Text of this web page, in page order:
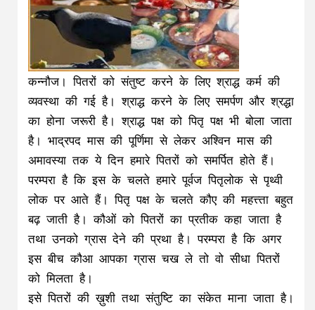
कन्नौज। पितरों को संतुष्ट करने के लिए श्राद्ध कर्म की
व्यवस्था की गई है। श्राद्ध करने के लिए समर्पण और श्रद्धा
का होना जरूरी है। श्राद्ध पक्ष को पितृ पक्ष भी बोला जाता
है। भाद्रपद मास की पूर्णिमा से लेकर अश्विन मास की
अमावस्या तक ये दिन ​हमारे पितरों को समर्पित होते हैं।
परम्परा है कि इस के चलते हमारे पूर्वज पितृलोक से पृथ्वी
लोक पर आते हैं। पितृ पक्ष के चलते कौए की महत्त्ता बहुत
बढ़ जाती है। कौओं को पितरों का प्रतीक कहा जाता है
तथा उनको ग्रास देने की प्रथा है। परम्परा है कि अगर
इस बीच कौआ आपका ग्रास चख ले तो वो सीधा पितरों
को मिलता है।
इसे पितरों की ख़ुशी तथा सं​तुष्टि का संकेत माना जाता है।